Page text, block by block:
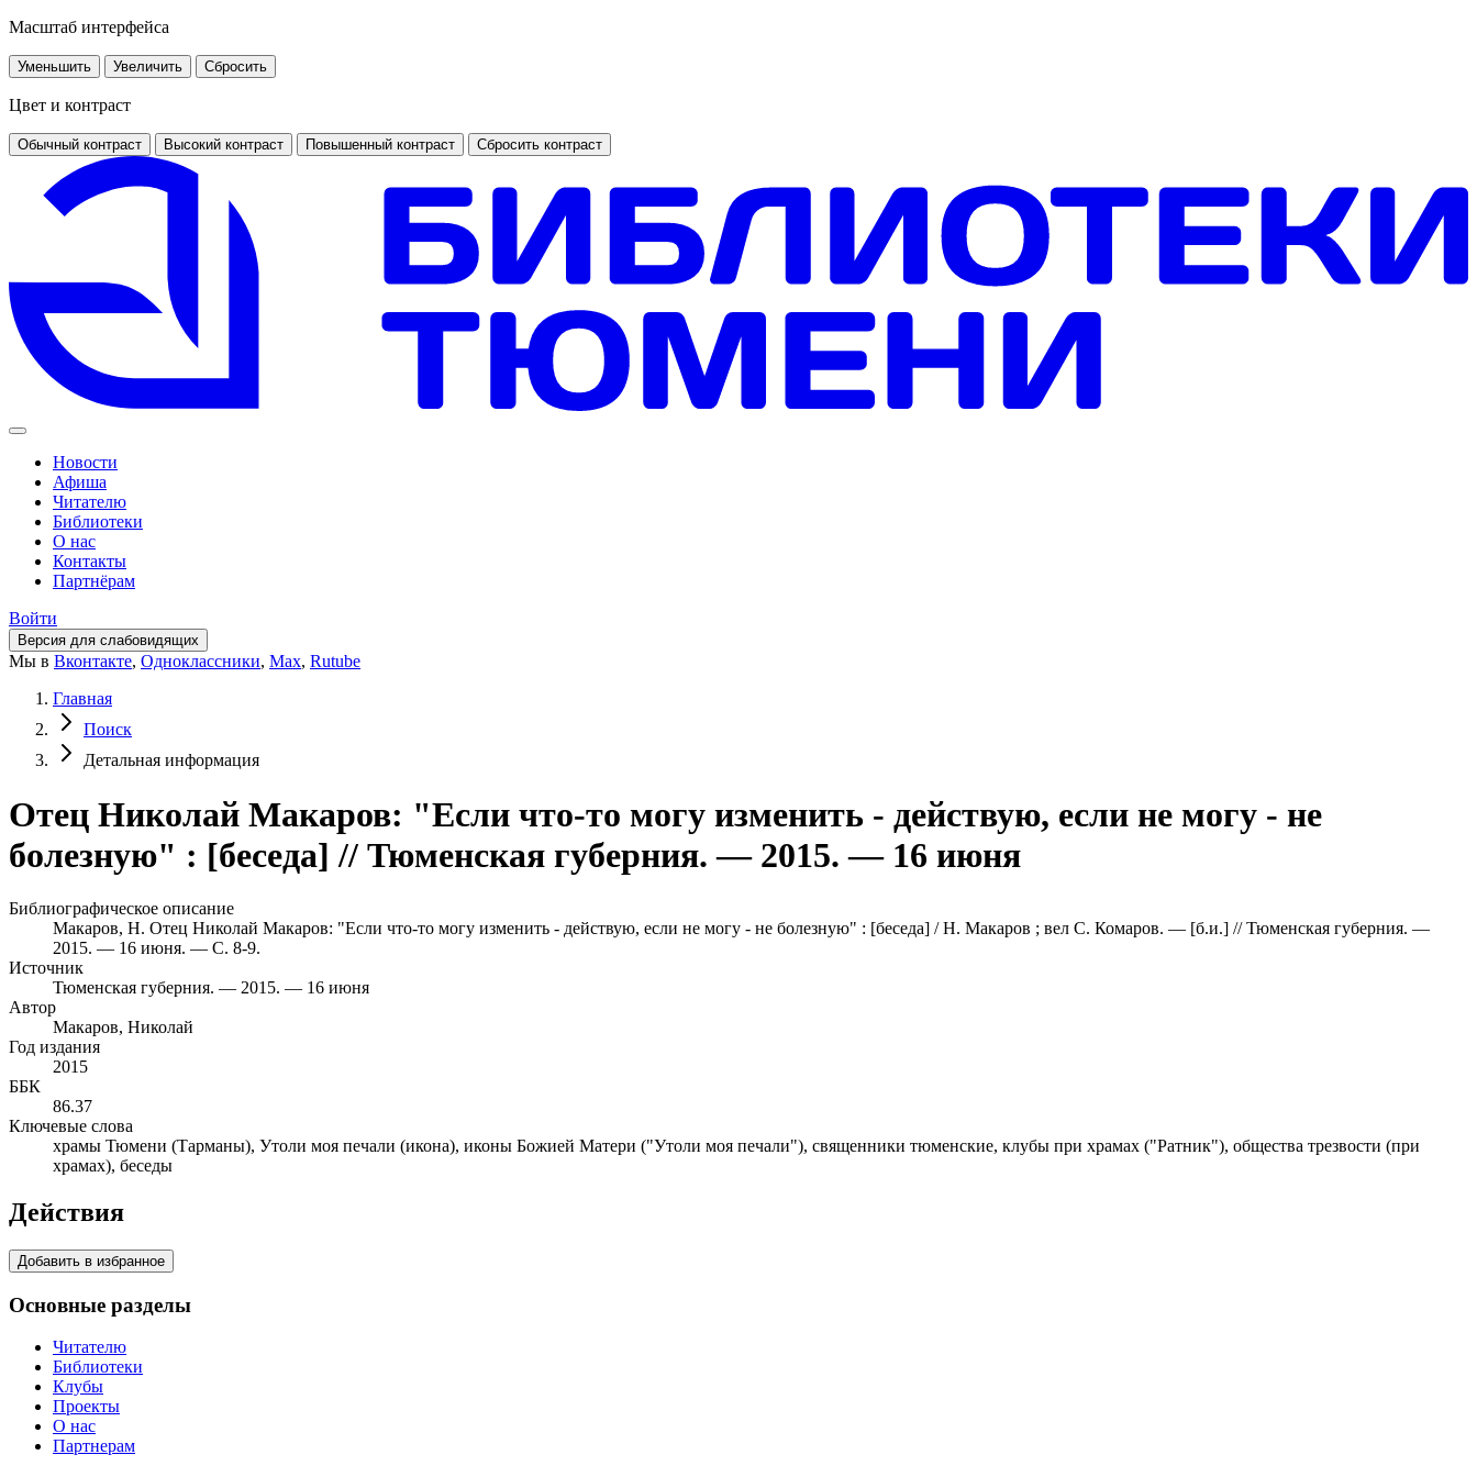
Масштаб интерфейса
Уменьшить Увеличить Сбросить
Цвет и контраст
Обычный контраст Высокий контраст Повышенный контраст Сбросить контраст
Новости
Афиша
Читателю
Библиотеки
О нас
Контакты
Партнёрам
Войти
Версия для слабовидящих
Мы в Вконтакте, Одноклассники, Max, Rutube
Главная
Поиск
Детальная информация
Отец Николай Макаров: "Если что-то могу изменить - действую, если не могу - не
болезную" : [беседа] // Тюменская губерния. — 2015. — 16 июня
Библиографическое описание
Макаров, Н. Отец Николай Макаров: "Если что-то могу изменить - действую, если не могу - не болезную" : [беседа] / Н. Макаров ; вел С. Комаров. — [б.и.] // Тюменская губерния. —
2015. — 16 июня. — С. 8-9.
Источник
Тюменская губерния. — 2015. — 16 июня
Автор
Макаров, Николай
Год издания
2015
ББК
86.37
Ключевые слова
храмы Тюмени (Тарманы), Утоли моя печали (икона), иконы Божией Матери ("Утоли моя печали"), священники тюменские, клубы при храмах ("Ратник"), общества трезвости (при
храмах), беседы
Действия
Добавить в избранное
Основные разделы
Читателю
Библиотеки
Клубы
Проекты
О нас
Партнерам